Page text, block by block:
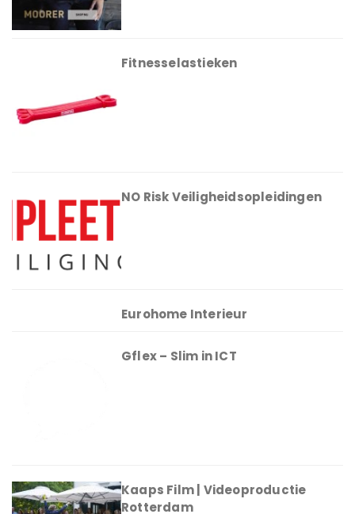
Fitnesselastieken
NO Risk Veiligheidsopleidingen
Eurohome Interieur
Gflex – Slim in ICT
Kaaps Film | Videoproductie
Rotterdam